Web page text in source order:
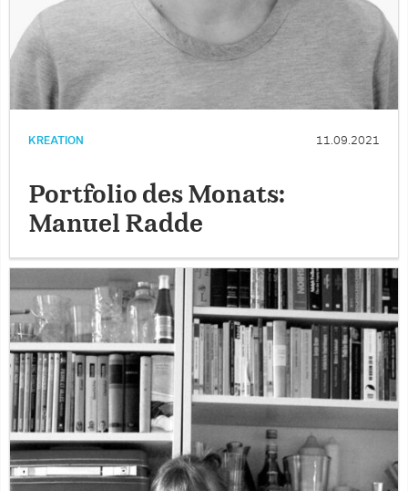
KREATION 11.09.2021
Portfolio des Monats:
Manuel Radde